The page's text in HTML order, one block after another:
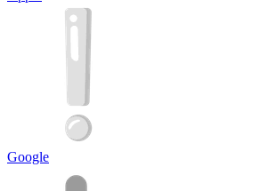
Google